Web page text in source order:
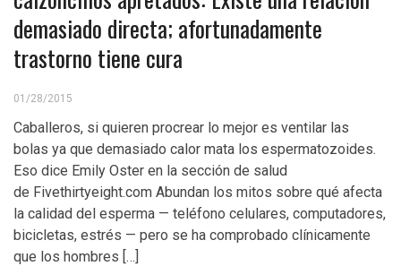
demasiado directa; afortunadamente
trastorno tiene cura
01/28/2015
Caballeros, si quieren procrear lo mejor es ventilar las
bolas ya que demasiado calor mata los espermatozoides.
Eso dice Emily Oster en la sección de salud
de Fivethirtyeight.com Abundan los mitos sobre qué afecta
la calidad del esperma — teléfono celulares, computadores,
bicicletas, estrés — pero se ha comprobado clínicamente
que los hombres […]